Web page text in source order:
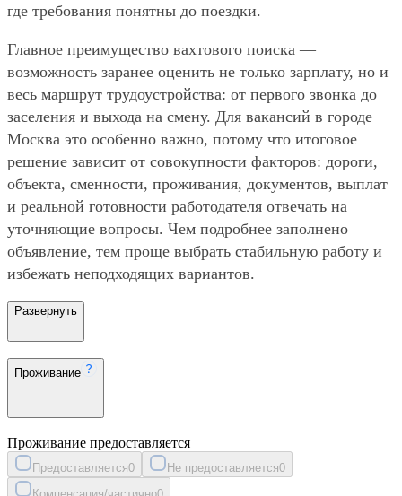
где требования понятны до поездки.
Главное преимущество вахтового поиска —
возможность заранее оценить не только зарплату, но и
весь маршрут трудоустройства: от первого звонка до
заселения и выхода на смену. Для вакансий в городе
Москва это особенно важно, потому что итоговое
решение зависит от совокупности факторов: дороги,
объекта, сменности, проживания, документов, выплат
и реальной готовности работодателя отвечать на
уточняющие вопросы. Чем подробнее заполнено
объявление, тем проще выбрать стабильную работу и
избежать неподходящих вариантов.
Развернуть
Проживание
Проживание предоставляется
Предоставляется0 Не предоставляется0